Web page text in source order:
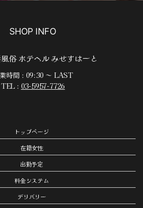
SHOP INFO
俗 ホテヘル みせすはーと
時間 : 09:30 ～ LAST
TEL : 03-5957-7726
トップページ
在籍女性
出勤予定
料金システム
デリバリー